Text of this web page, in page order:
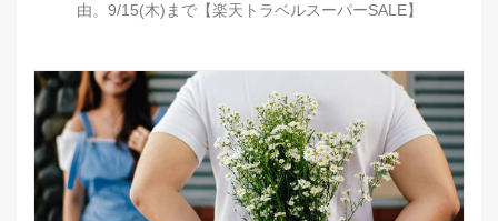
由。9/15(木)まで【楽天トラベルスーパーSALE】